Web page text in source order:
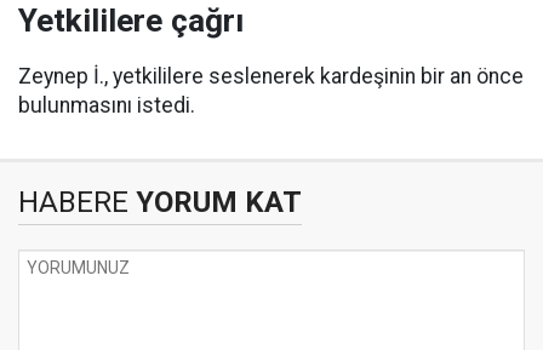
Yetkililere çağrı
Zeynep İ., yetkililere seslenerek kardeşinin bir an önce
bulunmasını istedi.
HABERE YORUM KAT